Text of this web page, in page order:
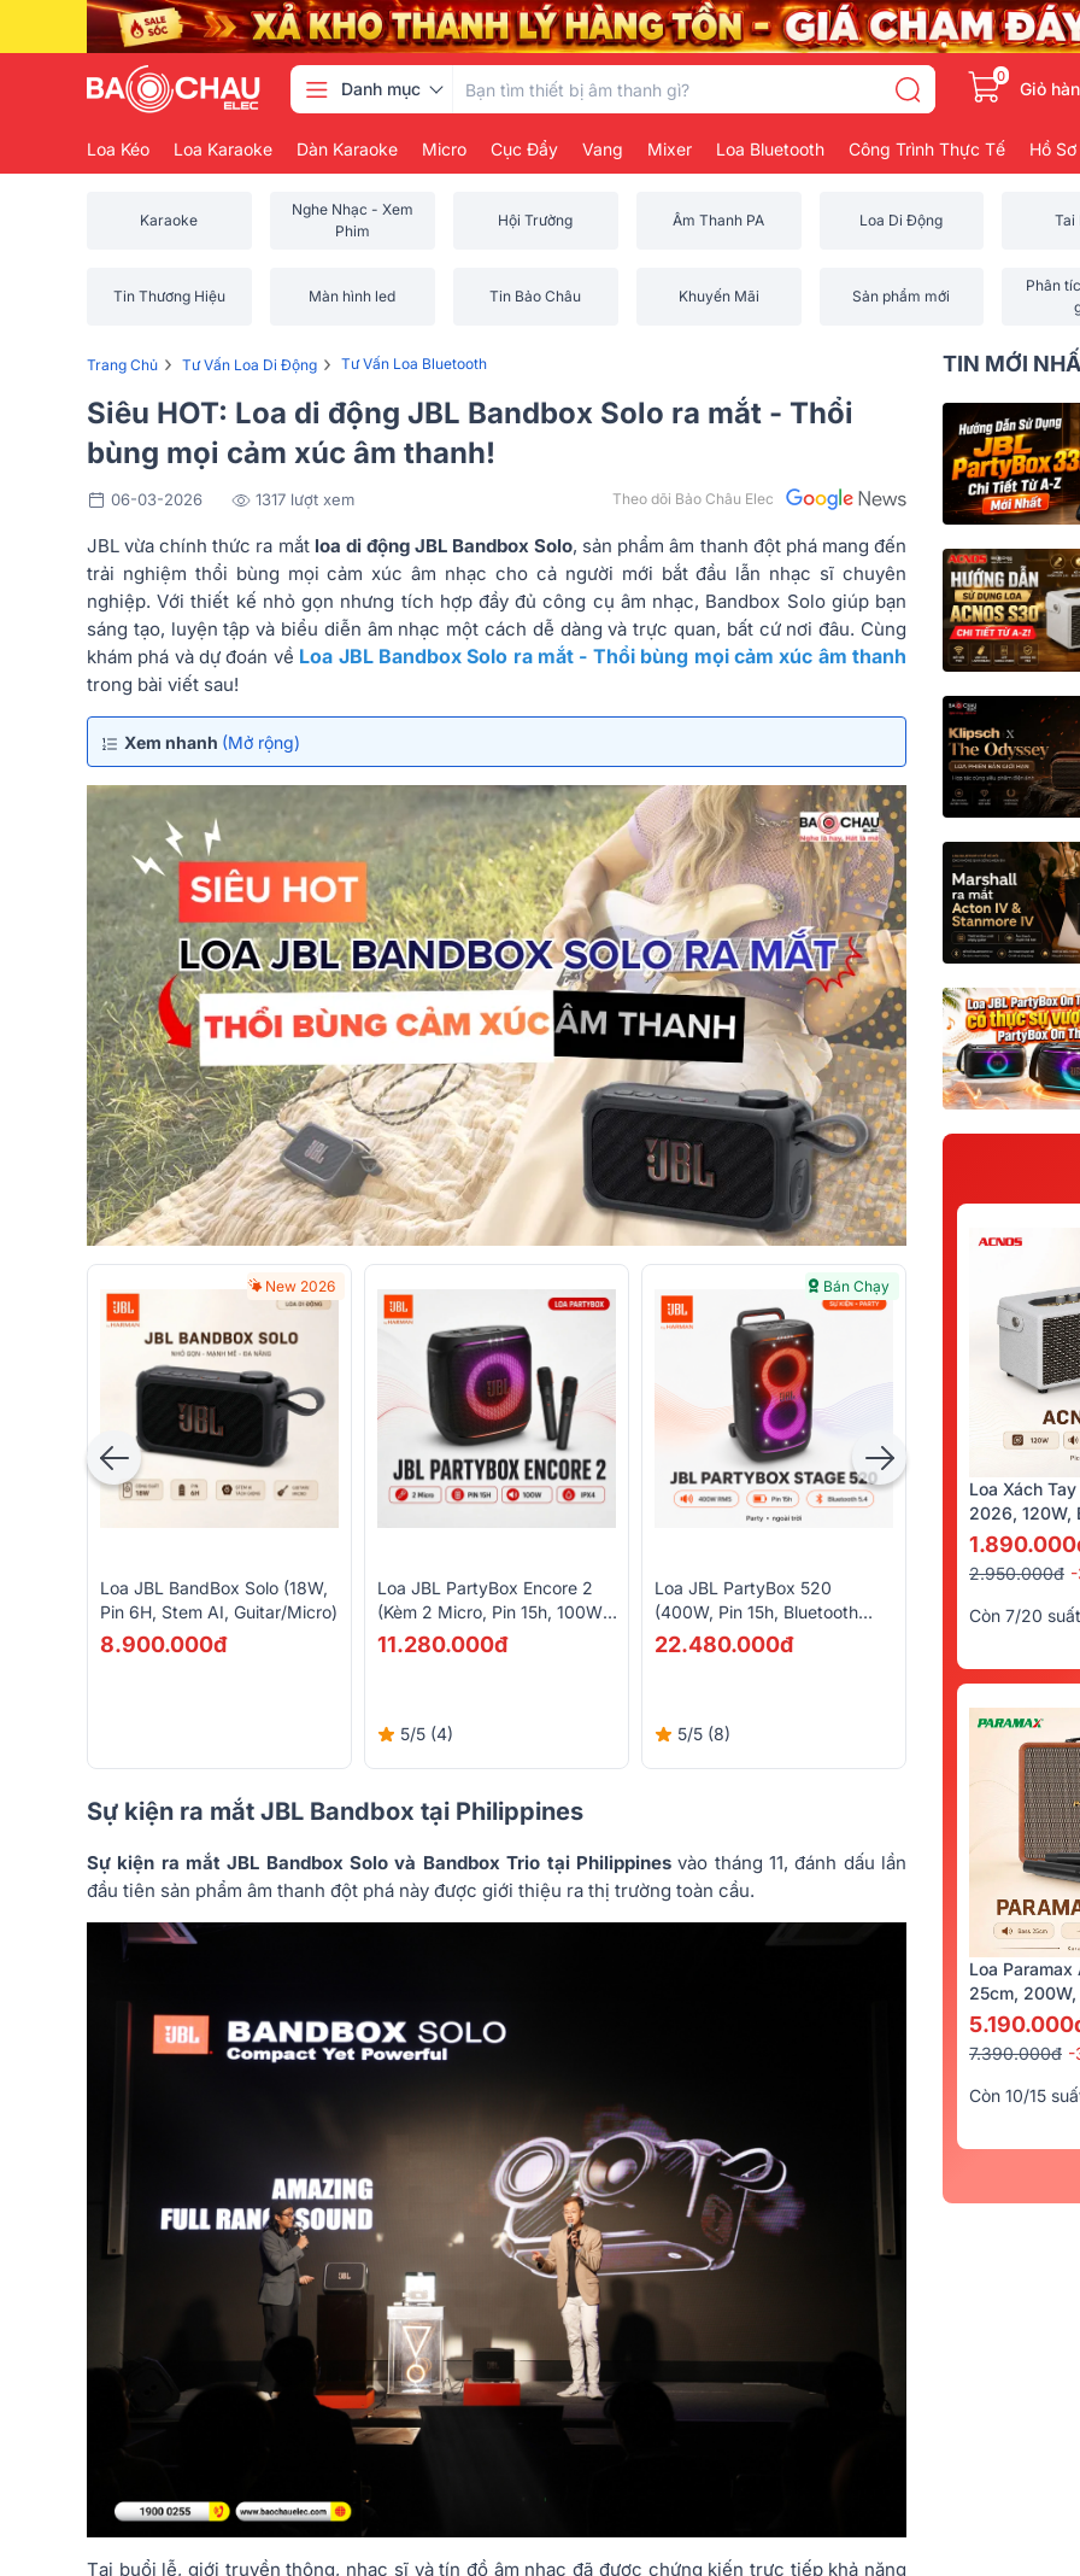
Danh mục
0
Giỏ
Loa Kéo Loa Karaoke Dàn Karaoke Micro Cục Đẩy Vang Mixer Loa Bluetooth Công Trình Thực Tế Hồ
Karaoke
Nghe Nhạc - Xem
Phim
Hội Trường Âm Thanh PA Loa Di Động Tai
Tin Thương Hiệu Màn hình led Tin Bảo Châu Khuyến Mãi Sản phẩm mới
Phân
Trang Chủ › Tư Vấn Loa Di Động › Tư Vấn Loa Bluetooth
Siêu HOT: Loa di động JBL Bandbox Solo ra mắt - Thổi
bùng mọi cảm xúc âm thanh!
06-03-2026 1317 lượt xem Theo dõi Bảo Châu Elec
JBL vừa chính thức ra mắt loa di động JBL Bandbox Solo, sản phẩm âm thanh đột phá mang đến
trải nghiệm thổi bùng mọi cảm xúc âm nhạc cho cả người mới bắt đầu lẫn nhạc sĩ chuyên
nghiệp. Với thiết kế nhỏ gọn nhưng tích hợp đầy đủ công cụ âm nhạc, Bandbox Solo giúp bạn
sáng tạo, luyện tập và biểu diễn âm nhạc một cách dễ dàng và trực quan, bất cứ nơi đâu. Cùng
khám phá và dự đoán về Loa JBL Bandbox Solo ra mắt - Thổi bùng mọi cảm xúc âm thanh
trong bài viết sau!
Xem nhanh (Mở rộng)
New 2026
Loa JBL BandBox Solo (18W,
Pin 6H, Stem AI, Guitar/Micro)
8.900.000đ
Loa JBL PartyBox Encore 2
(Kèm 2 Micro, Pin 15h, 100W,
IPX4)
11.280.000đ
5/5 (4)
Bán Chạy
Loa JBL PartyBox 520
(400W, Pin 15h, Bluetooth
5.4)
22.480.000đ
5/5 (8)
Loa JBL PartyBox
(800W, Pin 15h,
5/5(4)
Sự kiện ra mắt JBL Bandbox tại Philippines
Sự kiện ra mắt JBL Bandbox Solo và Bandbox Trio tại Philippinesvào tháng 11, đánh dấu lần
đầu tiên sản phẩm âm thanh đột phá này được giới thiệu ra thị trường toàn cầu.
Tại buổi lễ, giới truyền thông, nhạc sĩ và tín đồ âm nhạc đã được chứng kiến trực tiếp khả năng
TIN MỚI
Loa Xách
2026, 120W,
Kèm 2 Tay
2.950.000đ
Còn 7/20 suất
Loa
25cm,
7.390.000đ -
Còn 10/15